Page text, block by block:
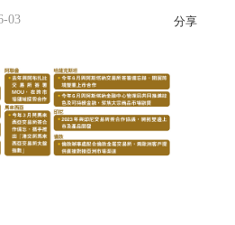
03 分享